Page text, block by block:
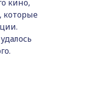
кино,
которые